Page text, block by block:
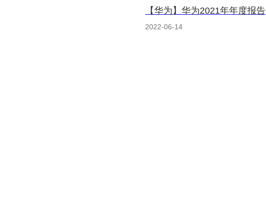
【华为】华为2021年年度报告
2022-06-14